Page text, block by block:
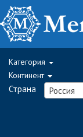
Категория
Континент
Страна Россия